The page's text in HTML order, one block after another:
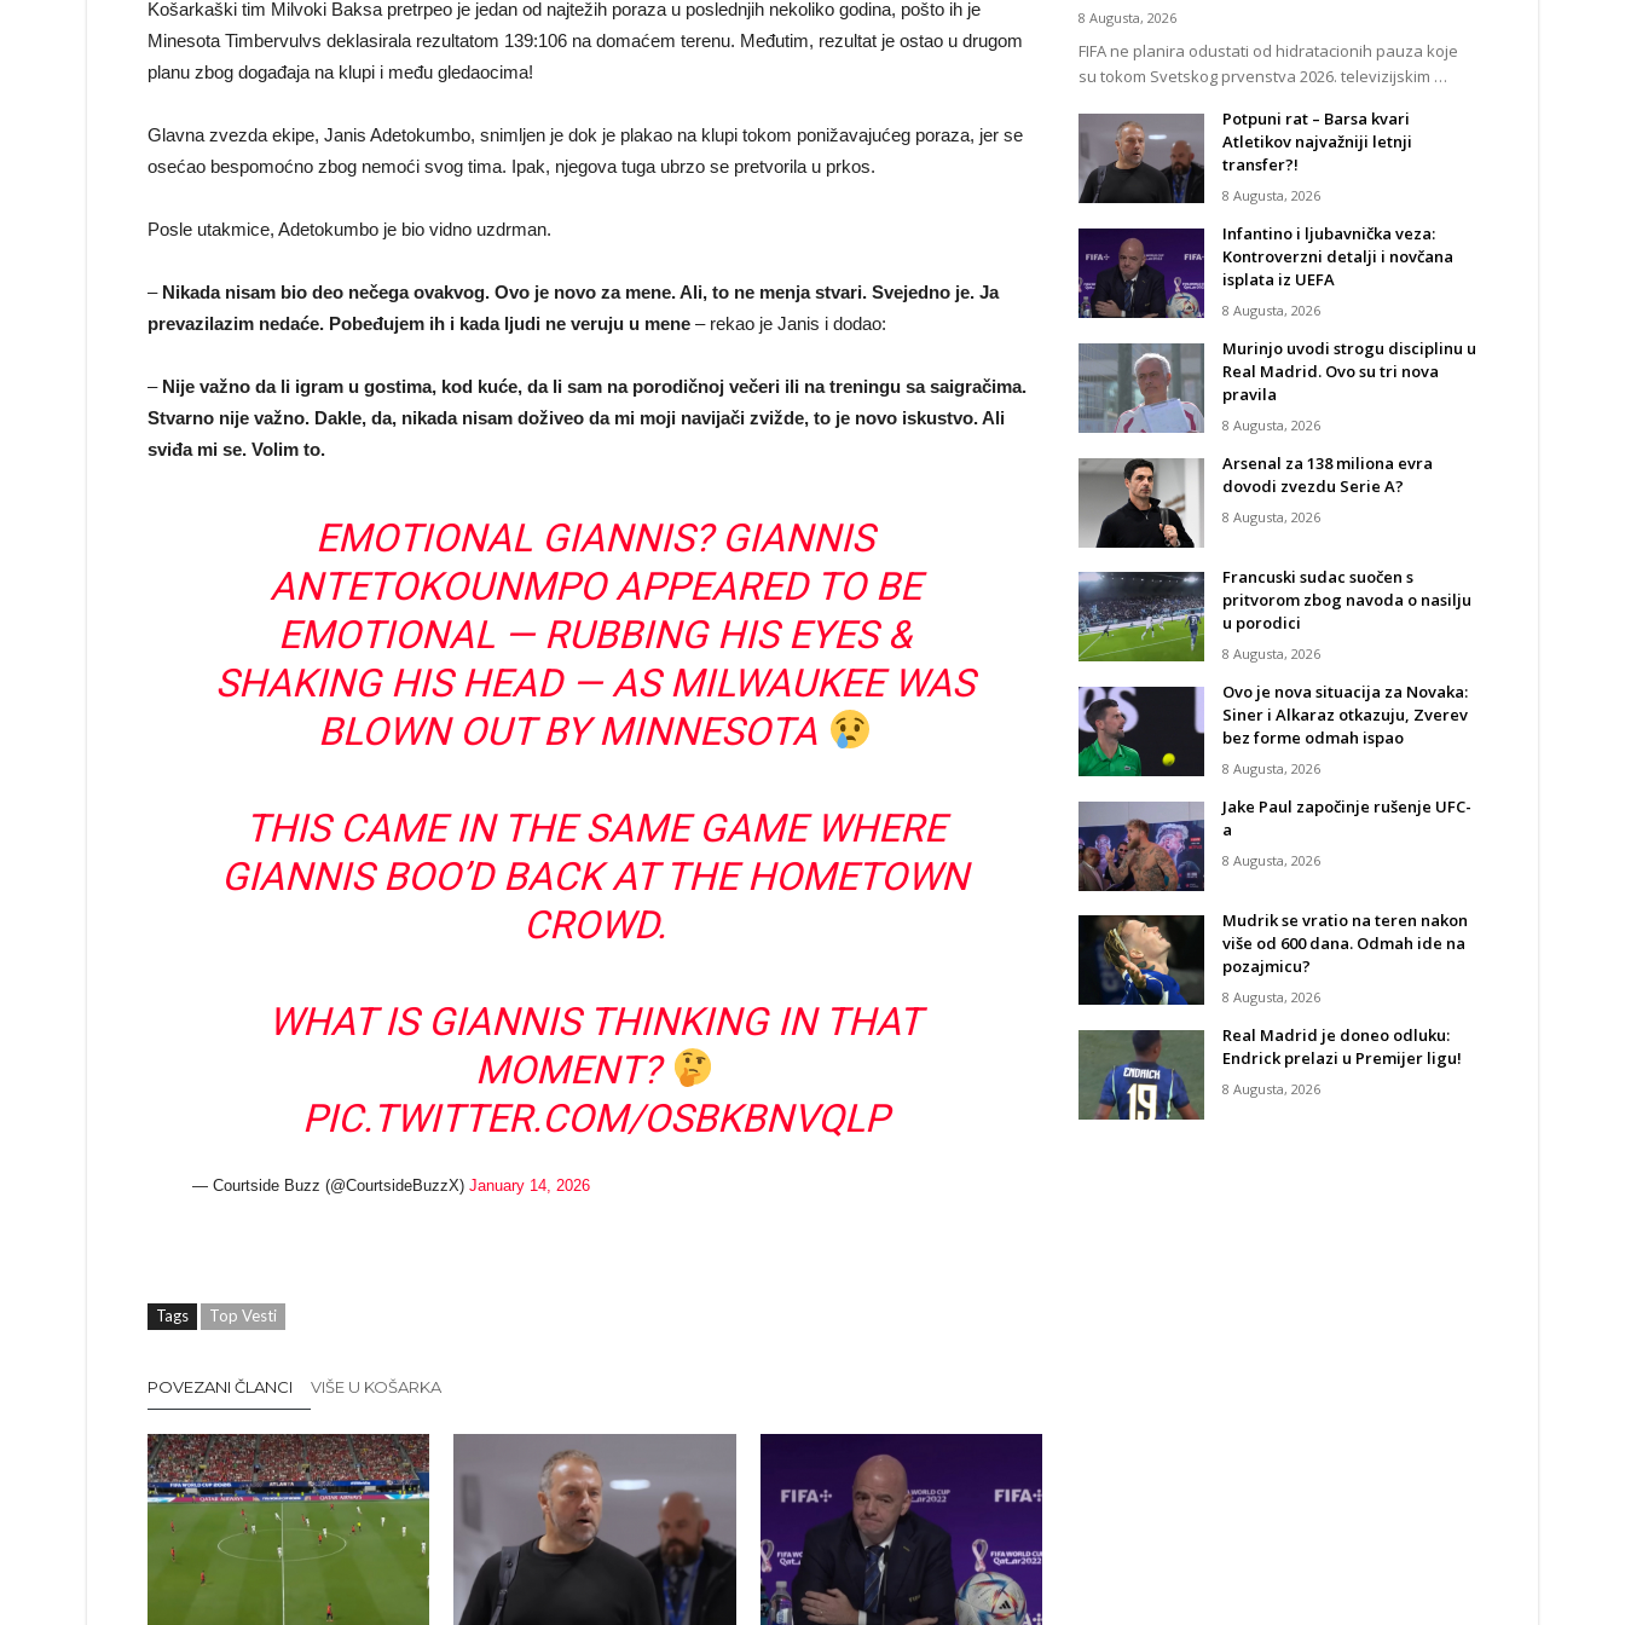
Košarkaški tim Milvoki Baksa pretrpeo je jedan od najtežih poraza u poslednjih nekoliko godina, pošto ih je
Minesota Timbervulvs deklasirala rezultatom 139:106 na domaćem terenu. Međutim, rezultat je ostao u drugom
planu zbog događaja na klupi i među gledaocima!
Glavna zvezda ekipe, Janis Adetokumbo, snimljen je dok je plakao na klupi tokom ponižavajućeg poraza, jer se
osećao bespomoćno zbog nemoći svog tima. Ipak, njegova tuga ubrzo se pretvorila u prkos.
Posle utakmice, Adetokumbo je bio vidno uzdrman.
– Nikada nisam bio deo nečega ovakvog. Ovo je novo za mene. Ali, to ne menja stvari. Svejedno je. Ja
prevazilazim nedaće. Pobeđujem ih i kada ljudi ne veruju u mene – rekao je Janis i dodao:
– Nije važno da li igram u gostima, kod kuće, da li sam na porodičnoj večeri ili na treningu sa saigračima.
Stvarno nije važno. Dakle, da, nikada nisam doživeo da mi moji navijači zvižde, to je novo iskustvo. Ali
sviđa mi se. Volim to.
EMOTIONAL GIANNIS? GIANNIS
ANTETOKOUNMPO APPEARED TO BE
EMOTIONAL — RUBBING HIS EYES &
SHAKING HIS HEAD — AS MILWAUKEE WAS
BLOWN OUT BY MINNESOTA
THIS CAME IN THE SAME GAME WHERE
GIANNIS BOO’D BACK AT THE HOMETOWN
CROWD.
WHAT IS GIANNIS THINKING IN THAT
MOMENT?
PIC.TWITTER.COM/OSBKBNVQLP
— Courtside Buzz (@CourtsideBuzzX) January 14, 2026
Tags Top Vesti
POVEZANI ČLANCI VIŠE U KOŠARKA
8 Augusta, 2026
FIFA ne planira odustati od hidratacionih pauza koje
su tokom Svetskog prvenstva 2026. televizijskim …
Potpuni rat – Barsa kvari
Atletikov najvažniji letnji
transfer?!
8 Augusta, 2026
Infantino i ljubavnička veza:
Kontroverzni detalji i novčana
isplata iz UEFA
8 Augusta, 2026
Murinjo uvodi strogu disciplinu u
Real Madrid. Ovo su tri nova
pravila
8 Augusta, 2026
Arsenal za 138 miliona evra
dovodi zvezdu Serie A?
8 Augusta, 2026
Francuski sudac suočen s
pritvorom zbog navoda o nasilju
u porodici
8 Augusta, 2026
Ovo je nova situacija za Novaka:
Siner i Alkaraz otkazuju, Zverev
bez forme odmah ispao
8 Augusta, 2026
Jake Paul započinje rušenje UFC-
a
8 Augusta, 2026
Mudrik se vratio na teren nakon
više od 600 dana. Odmah ide na
pozajmicu?
8 Augusta, 2026
Real Madrid je doneo odluku:
Endrick prelazi u Premijer ligu!
8 Augusta, 2026